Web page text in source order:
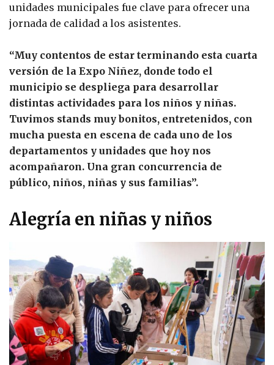
unidades municipales fue clave para ofrecer una
jornada de calidad a los asistentes.
“Muy contentos de estar terminando esta cuarta
versión de la Expo Niñez, donde todo el
municipio se despliega para desarrollar
distintas actividades para los niños y niñas.
Tuvimos stands muy bonitos, entretenidos, con
mucha puesta en escena de cada uno de los
departamentos y unidades que hoy nos
acompañaron. Una gran concurrencia de
público, niños, niñas y sus familias”.
Alegría en niñas y niños